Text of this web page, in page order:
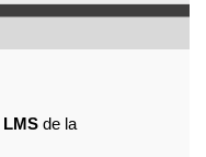
LMS de la